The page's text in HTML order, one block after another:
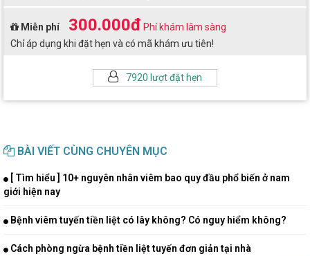
7920 lượt đặt hẹn
Miễn phí 300.000đ Phí khám lâm sàng
Chỉ áp dụng khi đặt hẹn và có mã khám ưu tiên!
BÀI VIẾT CÙNG CHUYÊN MỤC
[ Tìm hiểu ] 10+ nguyên nhân viêm bao quy đầu phổ biến ở nam
giới hiện nay
Bệnh viêm tuyến tiền liệt có lây không? Có nguy hiểm không?
Cách phòng ngừa bệnh tiền liệt tuyến đơn giản tại nhà